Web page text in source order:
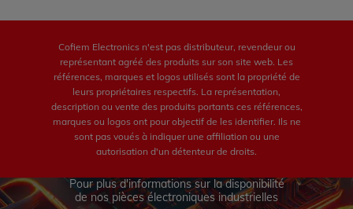
Cofiem Electronics n'est pas distributeur, revendeur ou
représentant agréé des produits sur son site web. Les
références, marques et logos utilisés sont la propriété de
leurs propriétaires respectifs. La représentation,
description ou vente des produits portants ces références,
marques ou logos ont pour objectif de les identifier. Ils ne
sont pas voués à indiquer une affiliation ou une
autorisation d'un détenteur de droits.
Pour plus d'informations sur la disponibilité
de nos pièces électroniques industrielles